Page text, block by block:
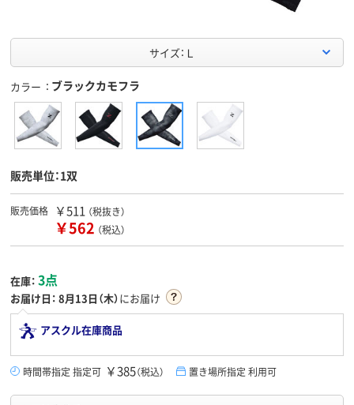
サイズ：Ｌ
カラー ブラックカモフラ
販売単位：1双
販売価格 ￥511 （税抜き）
￥562 （税込）
在庫： 3点
お届け日： 8月13日（木）にお届け
アスクル在庫商品
時間帯指定 指定可 ￥385（税込） 置き場所指定 利用可